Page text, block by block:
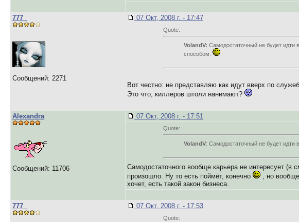
777_
Сообщений: 2271
07 Окт, 2008 г. - 17:47
Quote:
VolandV: Самодостаточный не будет идти
способом.
Вот честно: не представляю как идут вверх по
Это что, киллеров штоли нанимают?
Alexandra
Сообщений: 11706
07 Окт, 2008 г. - 17:51
Quote:
VolandV: Самодостаточный не будет идти
Самодостаточного вообще карьера не интересует (в
произошло. Ну то есть поймёт, конечно
, но
хочет, есть такой закон бизнеса.
777_ 07 Окт, 2008 г. - 17:53
Quote: